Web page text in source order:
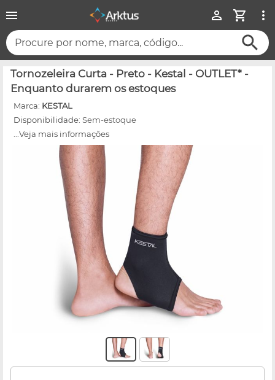
Procure por nome, marca, código...
Tornozeleira Curta - Preto - Kestal - OUTLET* -
Enquanto durarem os estoques
Marca: KESTAL
Disponibilidade: Sem-estoque
...Veja mais informações